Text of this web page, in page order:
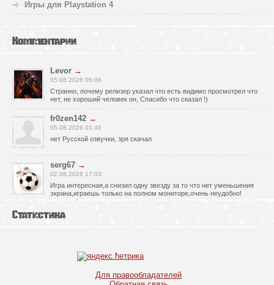
Игры для Playstation 4
Комментарии
Levor →
05.08.2026 06:06
Странно, почему релизер указал что есть видимо просмотрел что
нет, не хороший человек он, Спасибо что сказал !)
fr0zen142 →
05.08.2026 01:40
нет Русской озвучки, зря скачал
serg67 →
02.08.2026 17:03
Игра интересная,а снизил одну звезду за то что нет уменьшения
экрана,играешь только на полном мониторе,очень неудобно!
испробовал?
30.07.2026 00:43
Статистика
Для правообладателей